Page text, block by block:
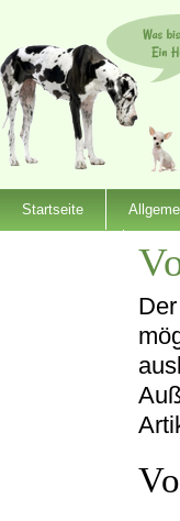
Startseite